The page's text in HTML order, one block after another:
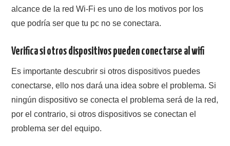
alcance de la red Wi-Fi es uno de los motivos por los
que podría ser que tu pc no se conectara.
Verifica si otros dispositivos pueden conectarse al wifi
Es importante descubrir si otros dispositivos puedes
conectarse, ello nos dará una idea sobre el problema. Si
ningún dispositivo se conecta el problema será de la red,
por el contrario, si otros dispositivos se conectan el
problema ser del equipo.